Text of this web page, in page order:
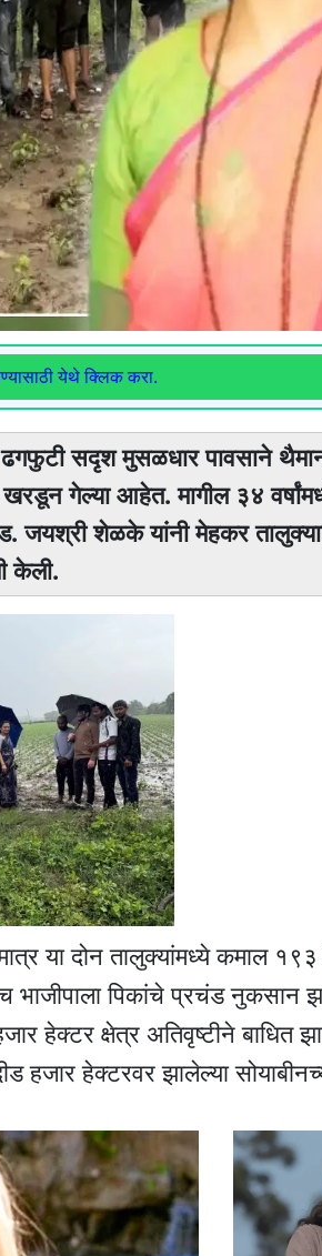
येथे क्लिक करा.
ढगफुटी सदृश मुसळधार पावसाने
गेल्या आहेत. मागील ३४
शेळके यांनी मेहकर
केली.
या दोन तालुक्यांमध्ये कमाल १९३
भाजीपाला पिकांचे प्रचंड नुकसान
हेक्टर क्षेत्र अतिवृष्टीने
हेक्टरवर झालेल्या